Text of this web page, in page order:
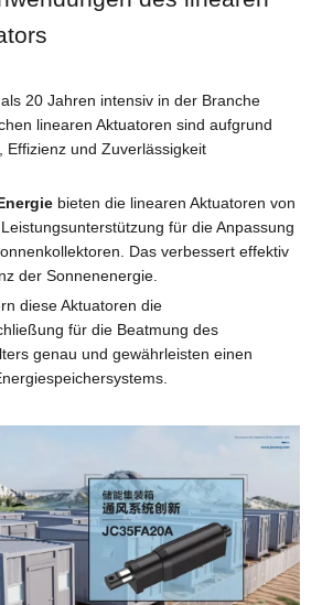
20 Jahren intensiv in der Branche
linearen Aktuatoren sind aufgrund
Effizienz und Zuverlässigkeit
bieten die linearen Aktuatoren von
für die Anpassung
Das verbessert effektiv
der Sonnenenergie.
diese Aktuatoren die
für die Beatmung des
genau und gewährleisten einen